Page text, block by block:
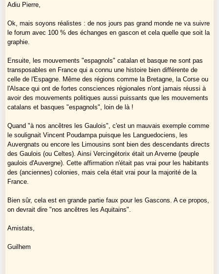
Adiu Pierre,
Ok, mais soyons réalistes : de nos jours pas grand monde ne va suivre
le forum avec 100 % des échanges en gascon et cela quelle que soit la
graphie.
Ensuite, les mouvements "espagnols" catalan et basque ne sont pas
transposables en France qui a connu une histoire bien différente de
celle de l'Espagne. Même des régions comme la Bretagne, la Corse ou
l'Alsace qui ont de fortes consciences régionales n'ont jamais réussi à
avoir des mouvements politiques aussi puissants que les mouvements
catalans et basques "espagnols", loin de là !
Quand "à nos ancêtres les Gaulois", c'est un mauvais exemple comme
le soulignait Vincent Poudampa puisque les Languedociens, les
Auvergnats ou encore les Limousins sont bien des descendants directs
des Gaulois (ou Celtes). Ainsi Vercingétorix était un Arverne (peuple
gaulois d'Auvergne). Cette affirmation n'était pas vrai pour les habitants
des (anciennes) colonies, mais cela était vrai pour la majorité de la
France.
Bien sûr, cela est en grande partie faux pour les Gascons. A ce propos,
on devrait dire "nos ancêtres les Aquitains".
Amistats,
Guilhem